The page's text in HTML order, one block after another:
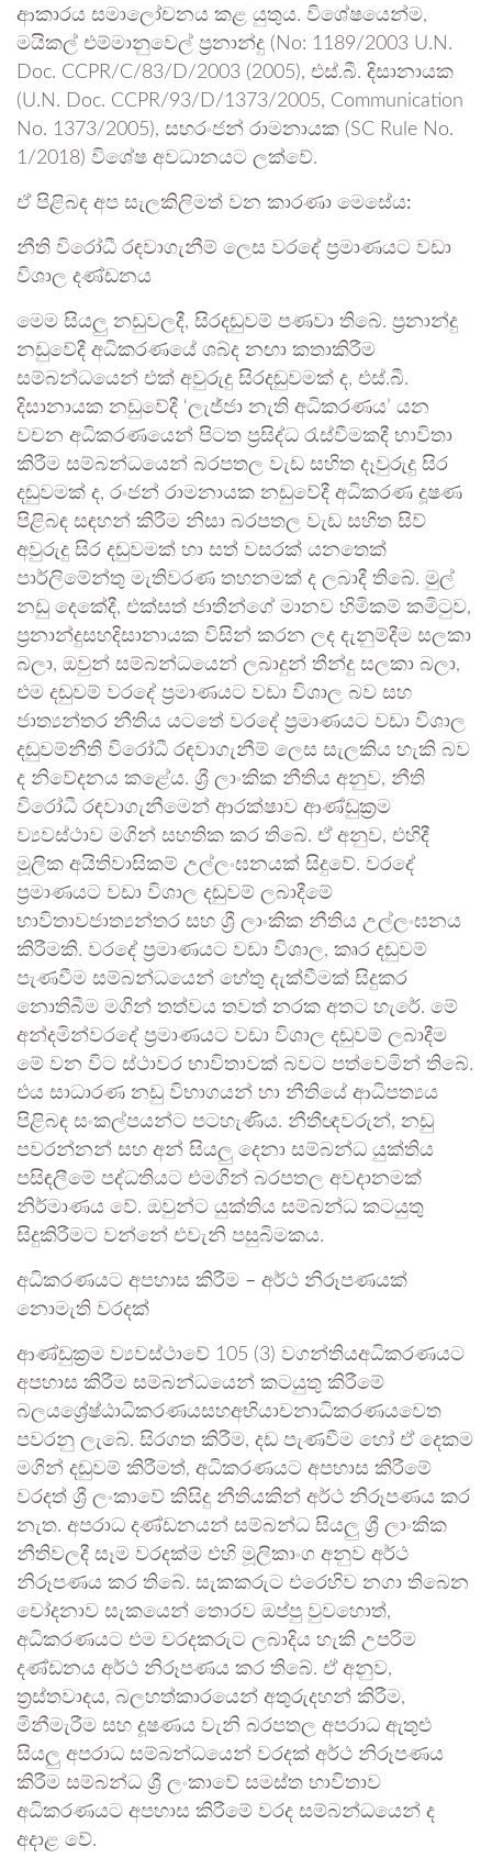
ආකාරය සමාලෝචනය කළ යුතුය. විශේෂයෙන්ම,
මයිකල් එම්මානුවෙල් ප්‍රනාන්දු (No: 1189/2003 U.N.
Doc. CCPR/C/83/D/2003 (2005), එස්.බී. දිසානායක
(U.N. Doc. CCPR/93/D/1373/2005, Communication
No. 1373/2005), සහරංජන් රාමනායක (SC Rule No.
1/2018) විශේෂ අවධානයට ලක්වේ.
ඒ පිළිබඳ අප සැලකිලිමත් වන කාරණා මෙසේය:
නීති විරෝධී රඳවාගැනීම් ලෙස වරදේ ප්‍රමාණයට වඩා
විශාල දණ්ඩනය
මෙම සියලු නඩුවලදී, සිරදඬුවම් පණවා තිබේ. ප්‍රනාන්දු
නඩුවේදී අධිකරණයේ ශබ්ද නඟා කතාකිරීම
සම්බන්ධයෙන් එක් අවුරුදු සිරදඬුවමක් ද, එස්.බී.
දිසානායක නඩුවේදී ‘ලැජ්ජා නැති අධිකරණය’ යන
වචන අධිකරණයෙන් පිටත ප්‍රසිද්ධ රැස්වීමකදී භාවිතා
කිරීම සම්බන්ධයෙන් බරපතල වැඩ සහිත දෑවුරුදු සිර
දඬුවමක් ද, රංජන් රාමනායක නඩුවේදී අධිකරණ දූෂණ
පිළිබඳ සඳහන් කිරීම නිසා බරපතල වැඩ සහිත සිව්
අවුරුදු සිර දඬුවමක් හා සත් වසරක් යනතෙක්
පාර්ලිමේන්තු මැතිවරණ තහනමක් ද ලබාදී තිබේ. මුල්
නඩු දෙකේදී, එක්සත් ජාතීන්ගේ මානව හිමිකම් කමිටුව,
ප්‍රනාන්දුසහදිසානායක විසින් කරන ලද දැනුම්දීම සලකා
බලා, ඔවුන් සම්බන්ධයෙන් ලබාදුන් තීන්දු සලකා බලා,
එම දඬුවම් වරදේ ප්‍රමාණයට වඩා විශාල බව සහ
ජාත්‍යන්තර නීතිය යටතේ වරදේ ප්‍රමාණයට වඩා විශාල
දඬුවම්නීති විරෝධී රඳවාගැනීම් ලෙස සැලකිය හැකි බව
ද නිවේදනය කළේය. ශ්‍රී ලාංකික නීතිය අනුව, නීති
විරෝධී රඳවාගැනීමෙන් ආරක්ෂාව ආණ්ඩුක්‍රම
ව්‍යවස්ථාව මගින් සහතික කර තිබේ. ඒ අනුව, එහිදී
මූලික අයිතිවාසිකම් උල්ලංඝනයක් සිදුවේ. වරදේ
ප්‍රමාණයට වඩා විශාල දඬුවම් ලබාදීමේ
භාවිතාවජාත්‍යන්තර සහ ශ්‍රී ලාංකික නීතිය උල්ලංඝනය
කිරීමකි. වරදේ ප්‍රමාණයට වඩා විශාල, කෘර දඬුවම්
පැණවීම සම්බන්ධයෙන් හේතු දැක්වීමක් සිදුකර
නොතිබීම මගින් තත්වය තවත් නරක අතට හැරේ. මේ
අන්දමින්වරදේ ප්‍රමාණයට වඩා විශාල දඬුවම් ලබාදීම
මේ වන විට ස්ථාවර භාවිතාවක් බවට පත්වෙමින් තිබේ.
එය සාධාරණ නඩු විභාගයන් හා නීතියේ ආධිපත්‍යය
පිළිබඳ සංකල්පයන්ට පටහැණිය. නීතීඥවරුන්, නඩු
පවරන්නන් සහ අන් සියලු දෙනා සම්බන්ධ යුක්තිය
පසිඳලීමේ පද්ධතියට එමගින් බරපතල අවදානමක්
නිර්මාණය වේ. ඔවුන්ට යුක්තිය සම්බන්ධ කටයුතු
සිදුකිරීමට වන්නේ එවැනි පසුබිමකය.
අධිකරණයට අපහාස කිරීම – අර්ථ නිරූපණයක්
නොමැති වරදක්
ආණ්ඩුක්‍රම ව්‍යවස්ථාවේ 105 (3) වගන්තියඅධිකරණයට
අපහාස කිරීම සම්බන්ධයෙන් කටයුතු කිරීමේ
බලයශ්‍රේෂ්ඨාධිකරණයසහඅභියාචනාධිකරණයවෙත
පවරනු ලැබේ. සිරගත කිරීම, දඩ පැණවීම හෝ ඒ දෙකම
මගින් දඬුවම් කිරීමත්, අධිකරණයට අපහාස කිරීමේ
වරදත් ශ්‍රී ලංකාවේ කිසිදු නීතියකින් අර්ථ නිරූපණය කර
නැත. අපරාධ දණ්ඩනයන් සම්බන්ධ සියලු ශ්‍රී ලාංකික
නීතිවලදී සෑම වරදක්ම එහි මූලිකාංග අනුව අර්ථ
නිරූපණය කර තිබේ. සැකකරුට එරෙහිව නගා තිබෙන
චෝදනාව සැකයෙන් තොරව ඔප්පු වුවහොත්,
අධිකරණයට එම වරදකරුට ලබාදිය හැකි උපරිම
දණ්ඩනය අර්ථ නිරූපණය කර තිබේ. ඒ අනුව,
ත්‍රස්තවාදය, බලහත්කාරයෙන් අතුරුදහන් කිරීම,
මිනීමැරීම සහ දූෂණය වැනි බරපතල අපරාධ ඇතුළු
සියලු අපරාධ සම්බන්ධයෙන් වරදක් අර්ථ නිරූපණය
කිරීම සම්බන්ධ ශ්‍රී ලංකාවේ සමස්ත භාවිතාව
අධිකරණයට අපහාස කිරීමේ වරද සම්බන්ධයෙන් ද
අදාළ වේ.